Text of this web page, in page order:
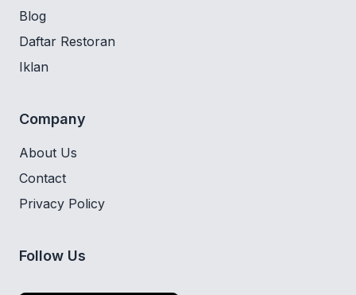
Blog
Daftar Restoran
Iklan
Company
About Us
Contact
Privacy Policy
Follow Us